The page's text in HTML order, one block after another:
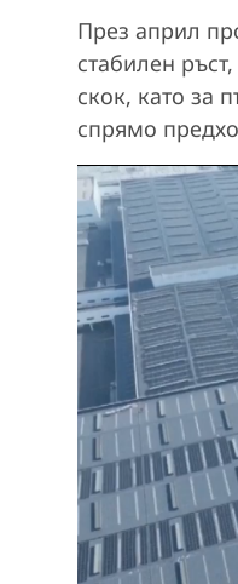
През април
стабилен
скок, като за
спрямо